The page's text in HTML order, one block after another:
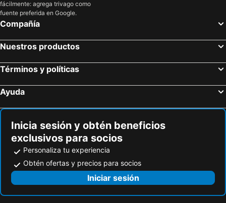
fácilmente: agrega trivago como
fuente preferida en Google.
Compañía
Nuestros productos
Términos y políticas
Ayuda
Inicia sesión y obtén beneficios
exclusivos para socios
Personaliza tu experiencia
Obtén ofertas y precios para socios
Iniciar sesión